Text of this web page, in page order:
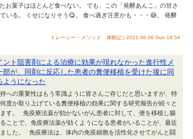
お菓子はほとんど食べない。 でも、この「発酵あんこ」の甘さ
いる。 くせになりそう😋。 食べ過ぎ注意かも・・・😅。 発酵
トレーシー・メソッド 体験記 | 2021.06.06 Sun 18:54
ント阻害剤による治療に効果が現れなかった進行性メ
部が、同剤に反応した患者の糞便移植を受けた後に同
ようになった
への重要性はもう常識ように皆さんご存じだと思いますが、特
度か取り上げている糞便移植の効果に関する研究報告が続々と
す。 免疫療法薬が効かないがん患者に対して、便を移植し腸
ことで、免疫療法薬が効くようになる患者がいることが、最近
した。 免疫療法は、体内の免疫細胞を活性化させてがんと闘